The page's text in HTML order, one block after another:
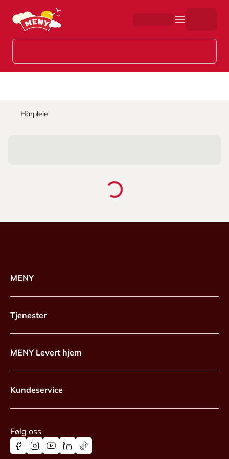
Hopp til hovedinnhold
Hårpleie
MENY
Tjenester
MENY Levert hjem
Kundeservice
Følg oss